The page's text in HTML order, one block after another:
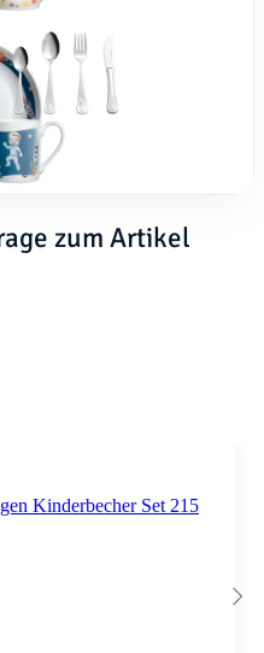
zum Artikel
Kinderbecher Set 215